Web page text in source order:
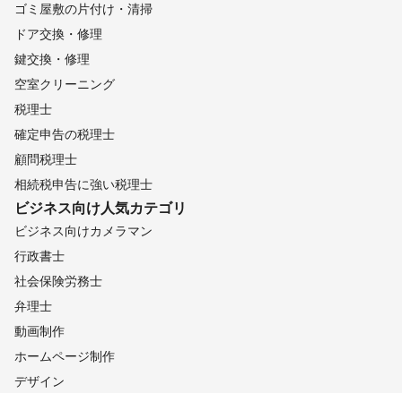
ゴミ屋敷の片付け・清掃
ドア交換・修理
鍵交換・修理
空室クリーニング
税理士
確定申告の税理士
顧問税理士
相続税申告に強い税理士
ビジネス向け人気カテゴリ
ビジネス向けカメラマン
行政書士
社会保険労務士
弁理士
動画制作
ホームページ制作
デザイン